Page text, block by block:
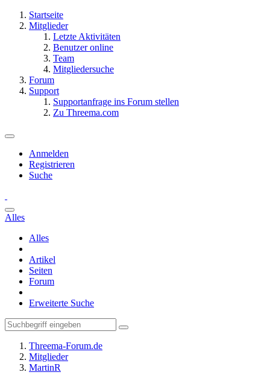
Startseite
Mitglieder
Letzte Aktivitäten
Benutzer online
Team
Mitgliedersuche
Forum
Support
Supportanfrage ins Forum stellen
Zu Threema.com
Anmelden
Registrieren
Suche
Alles
Alles
Artikel
Seiten
Forum
Erweiterte Suche
Threema-Forum.de
Mitglieder
MartinR